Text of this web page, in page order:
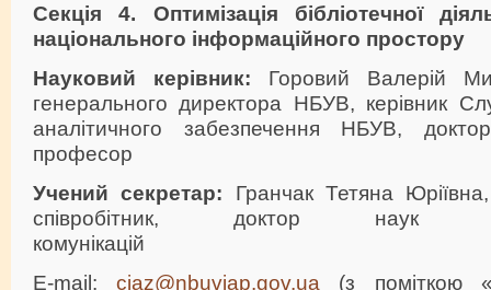
Секція 4.
Оптимізація бібліотечної
національного інформаційного простору
Науковий керівник: Горовий Валерій
генерального директора НБУВ, керівник
аналітичного забезпечення НБУВ,
професор
Учений секретар: Гранчак Тетяна
співробітник, доктор наук
комунікацій
E-mail:ciaz@nbuviap.gov.ua (з поміткою